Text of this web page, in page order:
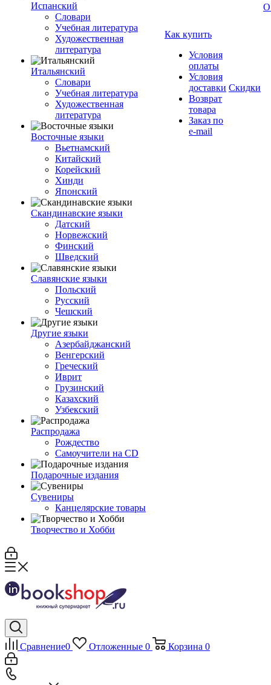
Испанский
Словари
Учебная литература
Художественная
литература
Итальянский
Словари
Учебная литература
Художественная
литература
Восточные языки
Вьетнамский
Китайский
Корейский
Хинди
Японский
Скандинавские языки
Датский
Норвежский
Финский
Шведский
Славянские языки
Польский
Русский
Чешский
Другие языки
Азербайджанский
Венгерский
Греческий
Иврит
Грузинский
Казахский
Узбекский
Распродажа
Рождество
Самоучители на CD
Подарочные издания
Сувениры
Канцелярские товары
Творчество и Хобби
Как купить
Условия
оплаты
Условия
доставки
Возврат
товара
Заказ по
e-mail
Скидки
О
Сравнение0 Отложенные 0 Корзина 0